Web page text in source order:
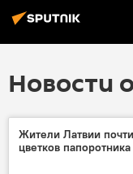
Новости
Жители Латвии
цветков